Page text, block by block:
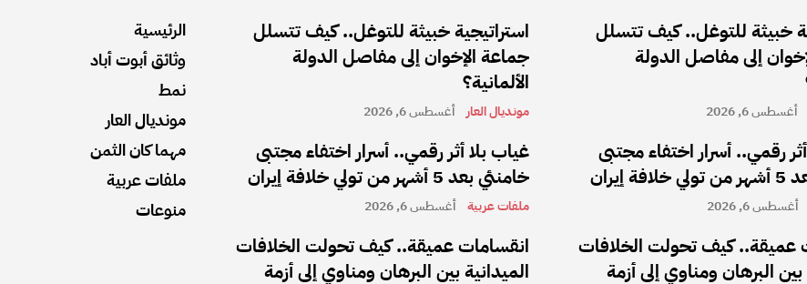
الرئيسية
وثائق أبوت أباد
نمط
مونديال العار
مهما كان الثمن
ملفات عربية
منوعات
استراتيجية خبيثة للتوغل.. كيف تتسلل
جماعة الإخوان إلى مفاصل الدولة
الألمانية؟
مونديال العار أغسطس 6, 2026
غياب بلا أثر رقمي.. أسرار اختفاء مجتبى
خامنئي بعد 5 أشهر من تولي خلافة إيران
ملفات عربية أغسطس 6, 2026
انقسامات عميقة.. كيف تحولت الخلافات
الميدانية بين البرهان ومناوي إلى أزمة
خبيثة للتوغل.. كيف تتسلل
إلى مفاصل الدولة
أغسطس 6, 2026
رقمي.. أسرار اختفاء مجتبى
أغسطس 6, 2026
عميقة.. كيف تحولت الخلافات
بين البرهان ومناوي إلى أزمة